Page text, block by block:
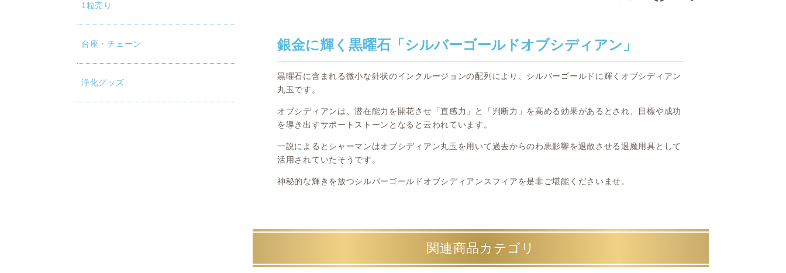
1粒売り
台座・チェーン
浄化グッズ
銀金に輝く黒曜石「シルバーゴールドオブシディアン」
黒曜石に含まれる微小な針状のインクルージョンの配列により、シルバーゴールドに輝くオブシディアン
丸玉です。
オブシディアンは、潜在能力を開花させ「直感力」と「判断力」を高める効果があるとされ、目標や成功
を導き出すサポートストーンとなると云われています。
一説によるとシャーマンはオブシディアン丸玉を用いて過去からのわ悪影響を退散させる退魔用具として
活用されていたそうです。
神秘的な輝きを放つシルバーゴールドオブシディアンスフィアを是非ご堪能くださいませ。
関連商品カテゴリ